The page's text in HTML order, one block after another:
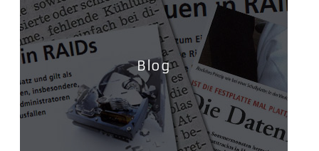
Blog